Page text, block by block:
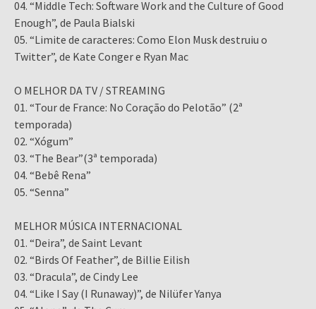
04. “Middle Tech: Software Work and the Culture of Good
Enough”, de Paula Bialski
05. “Limite de caracteres: Como Elon Musk destruiu o
Twitter”, de Kate Conger e Ryan Mac
O MELHOR DA TV / STREAMING
01. “Tour de France: No Coração do Pelotão” (2ª
temporada)
02. “Xógum”
03. “The Bear”(3ª temporada)
04. “Bebê Rena”
05. “Senna”
MELHOR MÚSICA INTERNACIONAL
01. “Deira”, de Saint Levant
02. “Birds Of Feather”, de Billie Eilish
03. “Dracula”, de Cindy Lee
04. “Like I Say (I Runaway)”, de Nilüfer Yanya